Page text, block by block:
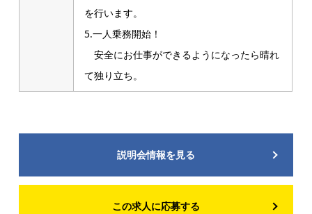
を行います。
5.一人乗務開始！
安全にお仕事ができるようになったら晴れ
て独り立ち。
説明会情報を見る
この求人に応募する